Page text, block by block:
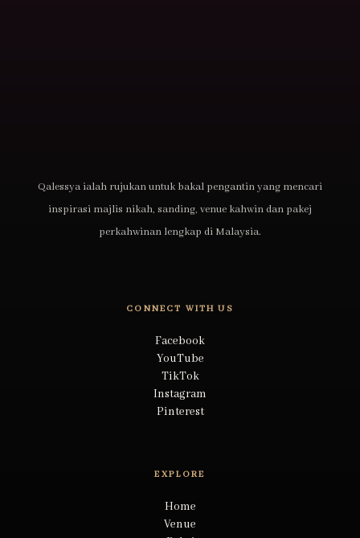
Qalessya ialah rujukan untuk bakal pengantin yang mencari
inspirasi majlis nikah, sanding, venue kahwin dan pakej
perkahwinan lengkap di Malaysia.
CONNECT WITH US
Facebook
YouTube
TikTok
Instagram
Pinterest
EXPLORE
Home
Venue